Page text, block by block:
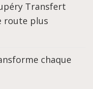
Transfert
route plus
chaque